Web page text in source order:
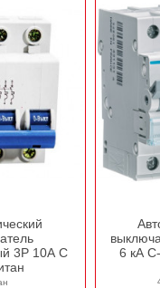
3Р 10А C
6 кА